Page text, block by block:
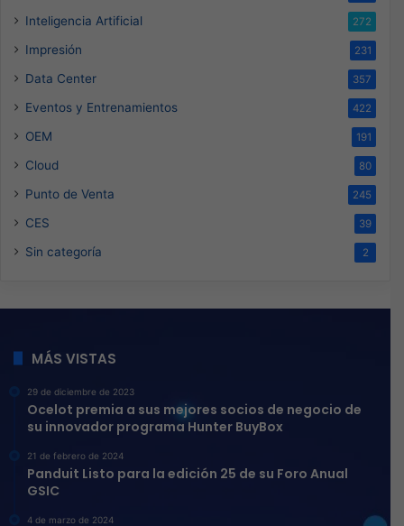
Inteligencia Artificial 272
Impresión 231
Data Center 357
Eventos y Entrenamientos 422
OEM 191
Cloud 80
Punto de Venta 245
CES 39
Sin categoría 2
MÁS VISTAS
29 de diciembre de 2023
Ocelot premia a sus mejores socios de negocio de
su innovador programa Hunter BuyBox
21 de febrero de 2024
Panduit Listo para la edición 25 de su Foro Anual
GSIC
4 de marzo de 2024